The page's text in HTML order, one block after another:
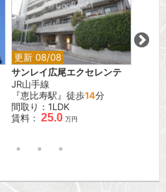
更新 08/08
サンレイ広尾エクセレンテ
JR山手線
『恵比寿駅』徒歩14分
間取り：1LDK
賃料： 25.0 万円